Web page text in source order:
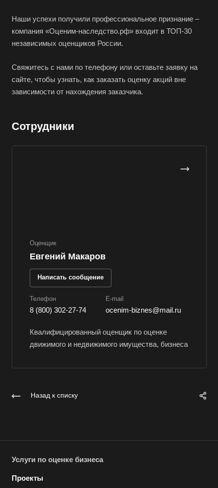
Наши успехи получили профессиональное признание –
компания «Оценим-наследство.рф» входит в ТОП-30
независимых оценщиков России.
Свяжитесь с нами по телефону или оставьте заявку на
сайте, чтобы узнать, как заказать оценку акций вне
зависимости от нахождения заказчика.
Сотрудники
Оценщик
Евгений Макаров
Написать сообщение
Телефон
8 (800) 302-27-74
E-mail
ocenim-biznes@mail.ru
Квалифицированный оценщик по оценке
движимого и недвижимого имущества, бизнеса
Назад к списку
Услуги по оценке бизнеса
Проекты
Великий Новгород
Великий Устюг
Верещагино
Верхний Уфалей
Видное
Владивосток
Волжский
Вологда
Волоколамск
Волосово
Волхов
Воркута
Воронеж
Всеволожск
Вязники
Вязьма